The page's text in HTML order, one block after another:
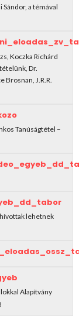
a témával
Koczka Richárd
Dr.
Brosnan, J.R.R.
Tanúságtétel –
lehetnek
Alapítvány